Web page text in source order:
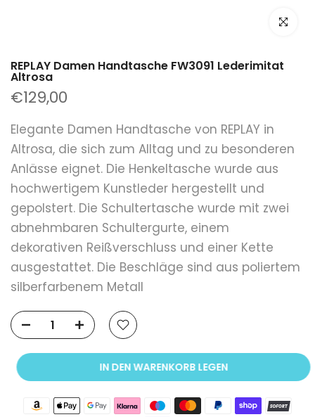
klicken
REPLAY Damen Handtasche FW3091 Lederimitat
Altrosa
€129,00
Elegante Damen Handtasche von REPLAY in
Altrosa, die sich zum Alltag und zu besonderen
Anlässe eignet. Die Henkeltasche wurde aus
hochwertigem Kunstleder hergestellt und
gepolstert. Die Schultertasche wurde mit zwei
abnehmbaren Schultergurte, einem
dekorativen Reißverschluss und einer Kette
ausgestattet. Die Beschläge sind aus poliertem
silberfarbenem Metall
IN DEN WARENKORB LEGEN